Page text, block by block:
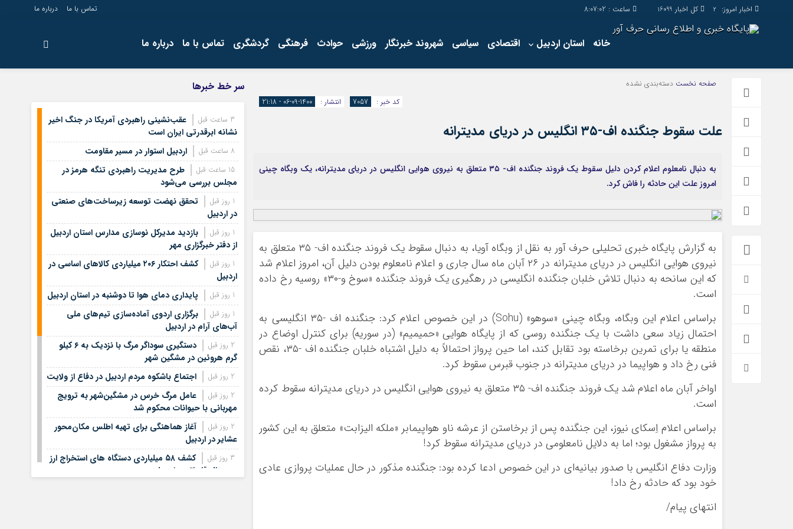
کل اخبار 16099 اخبار امروز: 2 ساعت : 8:07:03 تماس با ما درباره ما
خانه استان اردبیل اقتصادی سیاسی شهروند خبرنگار ورزشی حوادث فرهنگی گردشگری تماس با ما درباره ما
صفحه نخست دسته‌بندی نشده
انتشار :
1400-09-06 - 21:18 کد خبر : 7057
علت سقوط جنگنده اف-۳۵ انگلیس در دریای مدیترانه
به دنبال نامعلوم اعلام کردن دلیل سقوط یک فروند جنگنده اف- ۳۵ متعلق به نیروی هوایی انگلیس در دریای مدیترانه، یک وبگاه چینی
امروز علت این حادثه را فاش کرد.
به گزارش پايگاه خبري تحليلي حرف آور به نقل از وبگاه آویا
، به دنبال سقوط یک فروند جنگنده اف- ۳۵ متعلق به
نیروی هوایی انگلیس در دریای مدیترانه در ۲۶ آبان ماه سال جاری و اعلام نامعلوم بودن دلیل آن، امروز اعلام شد
که این سانحه به دنبال تلاش خلبان جنگنده انگلیسی در رهگیری یک فروند جنگنده «سوخ
و-۳۰» روسیه رخ داده
است.
براساساعلام این وبگاه، وبگاه چینی «سوهو» (Sohu) در این خصوص اعلام کرد: جنگنده اف
-۳۵ انگلیسی به
احتمال زیاد سعی داشت با یک جنگنده روسی که از پایگاه هوایی «حمیمیم» (در سوریه) برای کنترل اوضاع در
منطقه یا برای تمرین برخاسته بود تقابل کند، اما حین پرواز احتمالاً به دلیل اشتباه خلبان جنگنده اف
-۳۵، نقص
فنی رخ داد و هواپیما در دریای مدیترانه در جنوب قبرس سقوط کرد.
اواخر آبان ماه اعلام شد یک فروند جنگنده اف- ۳۵ متعلق به نیروی هوایی انگلیس در دریای مدیترانه سقوط کرده
است.
براساس اعلام اِسکای نیوز، این جنگنده پس از برخاستن از عرشه ناو هواپیمابر «ملکه الیزابت» متعلق به این کشور
به پرواز مشغول بود؛ اما به دلایل نامعلومی در دریای مدیترانه سقوط کرد!
وزارت دفاع انگلیس با صدور بیانیه‌ای در این خصوص ادعا کرده بود: جنگنده مذکور در حال عملیات پروازی عادی
خود بود که حادثه رخ داد!
انتهای پیام/
سر خط خبرها
عقب‌نشینی راهبردی آمریکا در جنگ اخیر
نشانه ابرقدرتی ایران است
اردبیل استوار در مسیر مقاومت
طرح مدیریت راهبردی تنگه هرمز در
مجلس بررسی می‌شود
تحقق نهضت توسعه زیرساخت‌های صنعتی
در اردبیل
بازدید مدیرکل نوسازی مدارس استان اردبیل
از دفتر خبرگزاری مهر
کشف احتکار ۲۰۶ میلیاردی کالاهای اساسی در
اردبیل
پایداری دمای هوا تا دوشنبه در استان اردبیل
برگزاری اردوی آماده‌سازی تیم‌های ملی
آب‌های آرام در اردبیل
دستگیری سوداگر مرگ با نزدیک به ۶ کیلو
گرم هروئین در مشگین شهر
اجتماع باشکوه مردم اردبیل در دفاع از ولایت
عامل مرگ خرس در مشگین‌شهر به ترویج
مهربانی با حیوانات محکوم شد
آغاز هماهنگی برای تهیه اطلس مکان‌محور
عشایر در اردبیل
کشف ۵۸ میلیاردی دستگاه های استخراج ارز
دیجیتال قاچاق در اردبیل